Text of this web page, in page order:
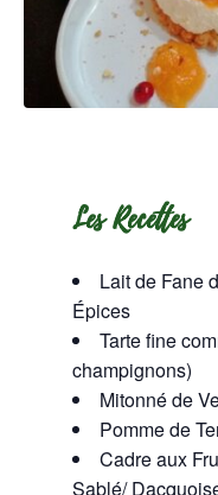
Les Recettes
Lait de Fane
Épices
Tarte fine
champignons)
Mitonné de
Pomme de
Cadre aux
Sablé/